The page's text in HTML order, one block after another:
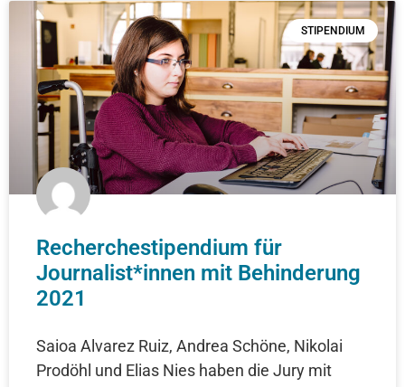
STIPENDIUM
Recherchestipendium für
Journalist*innen mit Behinderung
2021
Saioa Alvarez Ruiz, Andrea Schöne, Nikolai
Prodöhl und Elias Nies haben die Jury mit